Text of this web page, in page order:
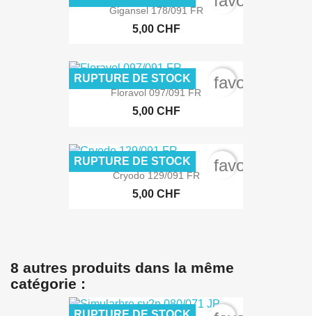
Gigansel 178/091 FR
5,00 CHF
Floravol 097/091 FR
5,00 CHF
RUPTURE DE STOCK
Cryodo 129/091 FR
5,00 CHF
RUPTURE DE STOCK
8 autres produits dans la même
catégorie :